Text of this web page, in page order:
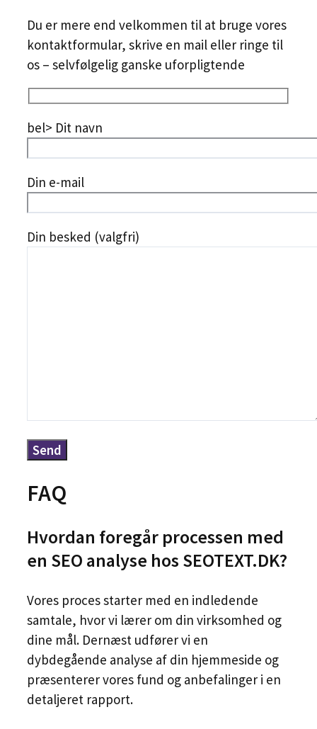
Du er mere end velkommen til at bruge vores
kontaktformular, skrive en mail eller ringe til
os – selvfølgelig ganske uforpligtende
bel> Dit navn
Din e-mail
Din besked (valgfri)
FAQ
Hvordan foregår processen med
en SEO analyse hos SEOTEXT.DK?
Vores proces starter med en indledende
samtale, hvor vi lærer om din virksomhed og
dine mål. Dernæst udfører vi en
dybdegående analyse af din hjemmeside og
præsenterer vores fund og anbefalinger i en
detaljeret rapport.